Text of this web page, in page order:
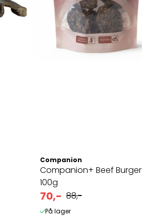
Companion
Companion+ Beef Burger
100g
70,- 88,-
På lager